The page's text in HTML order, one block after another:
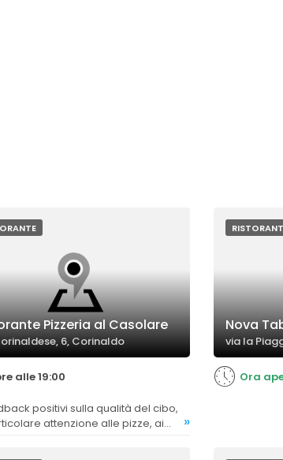
Pizzeria al Casolare
6, Corinaldo
alle 19:00
attenzione alle pizze, ai
»
Nova
via la
Ora